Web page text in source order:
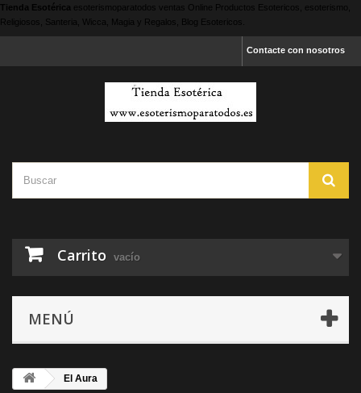
Tienda Esotérica esoterismoparatodos ventas Online Productos Esotericos, esoterismo,
Religiosos, Santeria, Wicca, Magia y Regalos, Blog Esotericos.
Contacte con nosotros
Carrito vacío
MENÚ
El Aura